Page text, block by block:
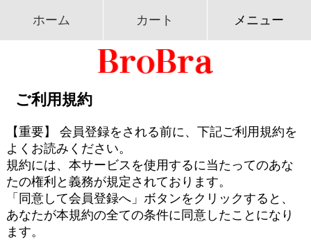
ホーム カート メニュー
ご利用規約
【重要】 会員登録をされる前に、下記ご利用規約を
よくお読みください。
規約には、本サービスを使用するに当たってのあな
たの権利と義務が規定されております。
「同意して会員登録へ」ボタンをクリックすると、
あなたが本規約の全ての条件に同意したことになり
ます。